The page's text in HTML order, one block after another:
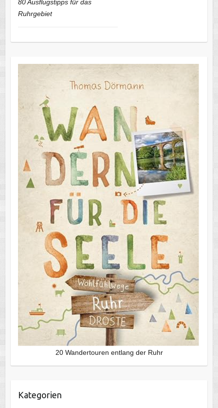
80 Ausflugstipps für das
Ruhrgebiet
20 Wandertouren entlang der Ruhr
Kategorien